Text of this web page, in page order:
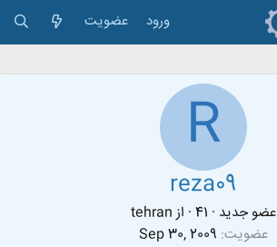
ورود عضویت
R
reza09
عضو جدید ·
· از tehran
عضویت Sep 30, 2009